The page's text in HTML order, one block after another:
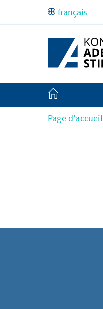
Saut au contenu principal
Page d'accueil